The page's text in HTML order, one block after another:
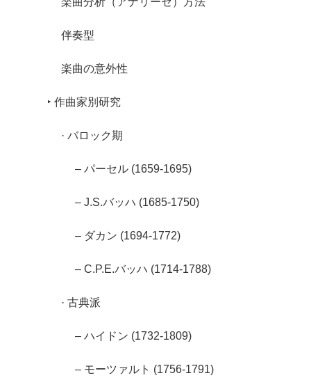
伴奏型
楽曲の意外性
‣ 作曲家別研究
· バロック期
– パーセル (1659-1695)
– J.S.バッハ (1685-1750)
– ダカン (1694-1772)
– C.P.E.バッハ (1714-1788)
· 古典派
– ハイドン (1732-1809)
– モーツァルト (1756-1791)